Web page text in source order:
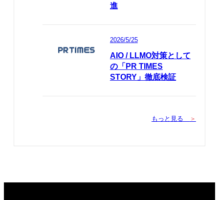
進
2026/5/25
AIO / LLMO対策として
の「PR TIMES
STORY」徹底検証
もっと見る ＞